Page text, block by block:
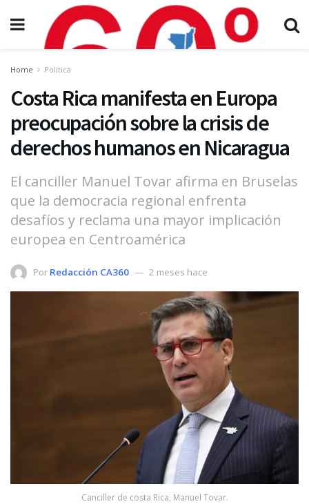
Home Política
Costa Rica manifesta en Europa
preocupación sobre la crisis de
derechos humanos en Nicaragua
El canciller Manuel Tovar afirma en Bruselas
que la democracia regional enfrenta
desafíos y reclama una mayor implicación
europea en Centroamérica
Por Redacción CA360 2 meses hace
Canciller de costa Rica, Manuel Tovar.